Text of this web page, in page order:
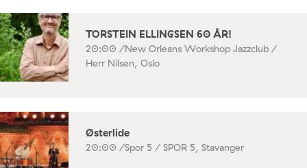
TORSTEIN ELLINGSEN 60 ÅR!
20:00 /New Orleans Workshop Jazzclub /
Herr Nilsen, Oslo
Østerlide
20:00 /Spor 5 / SPOR 5, Stavanger